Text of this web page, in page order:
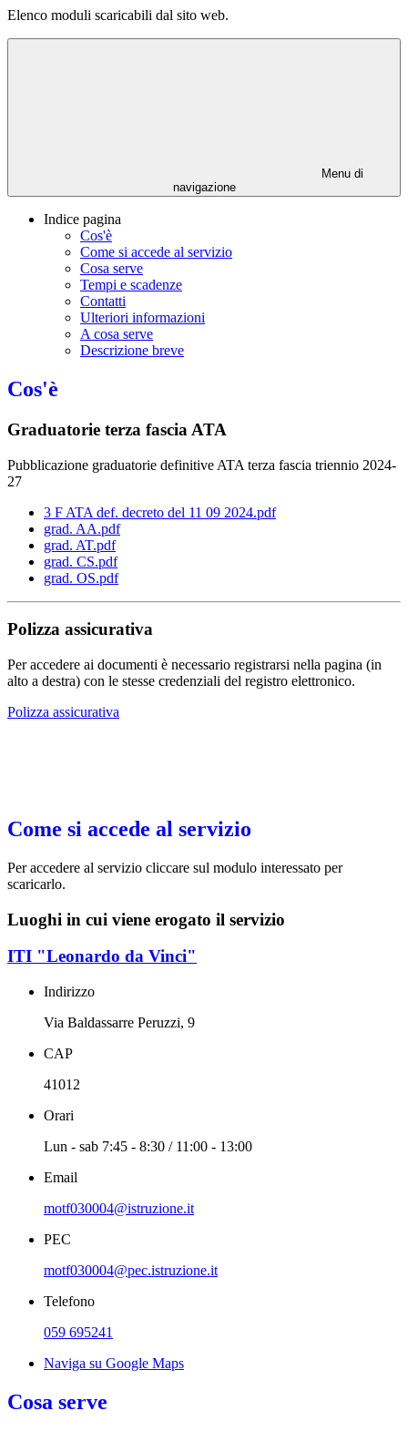
Elenco moduli scaricabili dal sito web.
Menu di
navigazione
Indice pagina
Cos'è
Come si accede al servizio
Cosa serve
Tempi e scadenze
Contatti
Ulteriori informazioni
A cosa serve
Descrizione breve
Cos'è
Graduatorie terza fascia ATA
Pubblicazione graduatorie definitive ATA terza fascia triennio 2024-
27
3 F ATA def. decreto del 11 09 2024.pdf
grad. AA.pdf
grad. AT.pdf
grad. CS.pdf
grad. OS.pdf
Polizza assicurativa
Per accedere ai documenti è necessario registrarsi nella pagina (in
alto a destra) con le stesse credenziali del registro elettronico.
Polizza assicurativa
Come si accede al servizio
Per accedere al servizio cliccare sul modulo interessato per
scaricarlo.
Luoghi in cui viene erogato il servizio
ITI "Leonardo da Vinci"
Indirizzo
Via Baldassarre Peruzzi, 9
CAP
41012
Orari
Lun - sab 7:45 - 8:30 / 11:00 - 13:00
Email
motf030004@istruzione.it
PEC
motf030004@pec.istruzione.it
Telefono
059 695241
Naviga su Google Maps
Cosa serve